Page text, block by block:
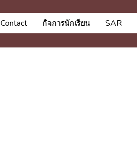
Contact กิจการนักเรียน SAR